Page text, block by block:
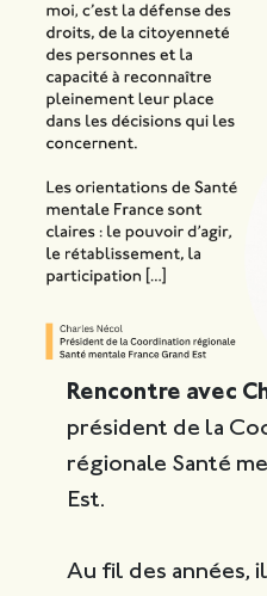
Rencontre avec
président de la
régionale Santé
Est.
Au fil des années,